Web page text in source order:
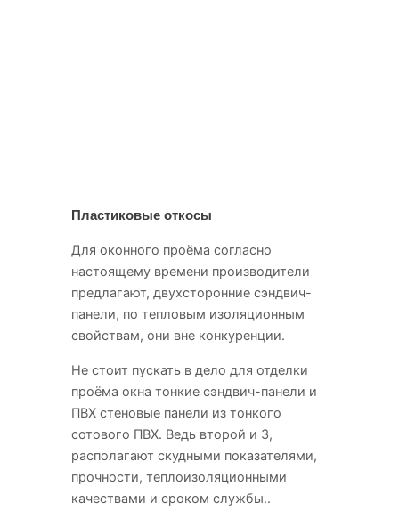
Пластиковые откосы
Для оконного проёма согласно
настоящему времени производители
предлагают, двухсторонние сэндвич-
панели, по тепловым изоляционным
свойствам, они вне конкуренции.
Не стоит пускать в дело для отделки
проёма окна тонкие сэндвич-панели и
ПВХ стеновые панели из тонкого
сотового ПВХ. Ведь второй и 3,
располагают скудными показателями,
прочности, теплоизоляционными
качествами и сроком службы..